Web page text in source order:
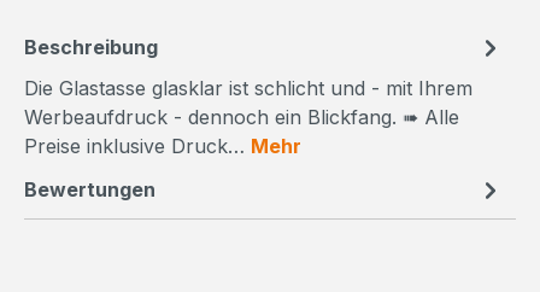
Beschreibung
Die Glastasse glasklar ist schlicht und - mit Ihrem
Werbeaufdruck - dennoch ein Blickfang. ➠ Alle
Preise inklusive Druck… Mehr
Bewertungen